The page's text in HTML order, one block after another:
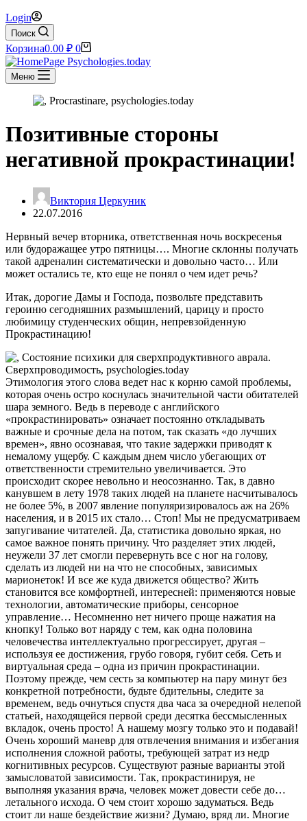
Login
Поиск
Корзина0.00 ₽ 0
Меню
Позитивные стороны
негативной прокрастинации!
Виктория Церкуник
22.07.2016
Нервный вечер вторника, ответственная ночь воскресенья
или будоражащее утро пятницы…. Многие склонны получать
такой адреналин систематически и довольно часто… Или
может остались те, кто еще не понял о чем идет речь?
Итак, дорогие Дамы и Господа, позвольте представить
героиню сегодняшних размышлений, царицу и просто
любимицу студенческих общин, непревзойденную
Прокрастинацию!
Этимология этого слова ведет нас к корню самой проблемы,
которая очень остро коснулась значительной части обитателей
шара земного. Ведь в переводе с английского
«прокрастинировать» означает постоянно откладывать
важные и срочные дела на потом, так сказать «до лучших
времен», явно осознавая, что такие задержки приводят к
немалому ущербу. С каждым днем число убегающих от
ответственности стремительно увеличивается. Это
происходит скорее невольно и неосознанно. Так, в давно
канувшем в лету 1978 таких людей на планете насчитывалось
не более 5%, в 2007 явление популяризировалось аж на 26%
населения, и в 2015 их стало… Стоп! Мы не предусматриваем
запугивание читателей. Да, статистика довольно яркая, но
самое важное понять причину. Что разделяет этих людей,
неужели 37 лет смогли перевернуть все с ног на голову,
сделать из людей ни на что не способных, зависимых
марионеток! И все же куда движется общество? Жить
становится все комфортней, интересней: применяются новые
технологии, автоматические приборы, сенсорное
управление… Несомненно нет ничего проще нажатия на
кнопку! Только вот наряду с тем, как одна половина
человечества интеллектуально прогрессирует, другая –
используя ее достижения, грубо говоря, губит себя. Сеть и
виртуальная среда – одна из причин прокрастинации.
Поэтому прежде, чем сесть за компьютер на пару минут без
конкретной потребности, будьте бдительны, следите за
временем, ведь очнуться спустя два часа за очередной нелепой
статьей, находящейся первой среди десятка бессмысленных
вкладок, очень просто! А нашему мозгу только это и подавай!
Очень хороший маневр для отвлечения внимания и избегания
исполнения сложной работы, требующей затрат из недр
когнитивных ресурсов. Существуют разные варианты этой
замысловатой зависимости. Так, прокрастинируя, не
выполняя указания врача, человек может довести себе до…
летального исхода. О чем стоит хорошо задуматься. Ведь
стоит ли наше бездействие жизни? Думаю, вряд ли. Многие